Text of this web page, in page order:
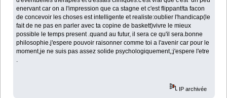
enervant car on a l'impression que ca stagne et c'est flippant!ta facon
de concevoir les choses est intelligente et realiste:oublier l'handicap(le
fait de ne pas en parler avec ta copine de baskett)vivre le mieux
possible le temps present .quand au futur, il sera ce qu'il sera.bonne
philosophie.j'espere pouvoir raisonner comme toi a l'avenir car pour le
moment,je ne suis pas assez solide psychologiquement,;j'espere l'etre
.
IP archivée